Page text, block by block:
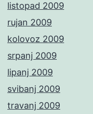
listopad 2009
rujan 2009
kolovoz 2009
srpanj 2009
lipanj 2009
svibanj 2009
travanj 2009